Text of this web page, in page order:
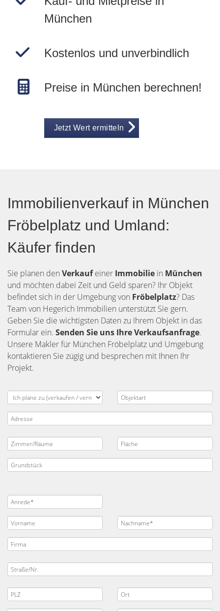
München
Kostenlos und unverbindlich
Preise in München berechnen!
Jetzt Wert ermitteln
Immobilienverkauf in München
Fröbelplatz und Umland:
Käufer finden
Sie planen den Verkaufeiner Immobilie in München
und möchten dabei Zeit und Geld sparen? Ihr Objekt
befindet sich in der Umgebung von Fröbelplatz? Das
Team von Hegerich Immobilien unterstützt Sie gern.
Geben Sie die wichtigsten Daten zu Ihrem Objekt in das
Formular ein. Senden Sie uns Ihre Verkaufsanfrage.
Unsere Makler für München Fröbelplatz und Umgebung
kontaktieren Sie zügig und besprechen mit Ihnen Ihr
Projekt.